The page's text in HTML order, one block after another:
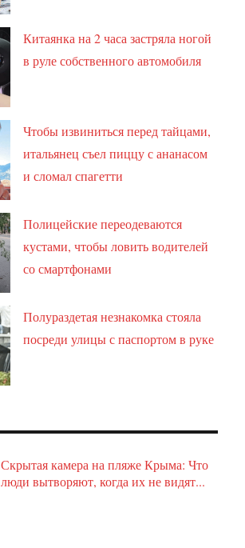
Китаянка на 2 часа застряла ногой
в руле собственного автомобиля
Чтобы извиниться перед тайцами,
итальянец съел пиццу с ананасом
и сломал спагетти
Полицейские переодеваются
кустами, чтобы ловить водителей
со смартфонами
Полураздетая незнакомка стояла
посреди улицы с паспортом в руке
Скрытая камера на пляже Крыма: Что
люди вытворяют, когда их не видят...